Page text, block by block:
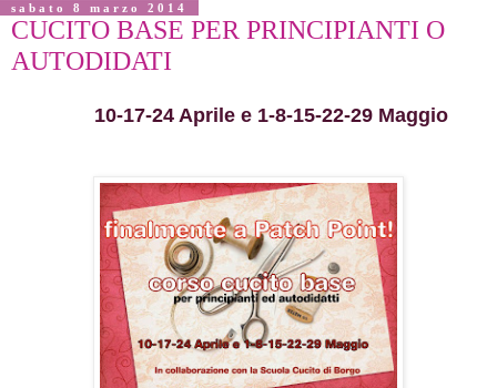
sabato 8 marzo 2014
CUCITO BASE PER PRINCIPIANTI O
AUTODIDATI
10-17-24 Aprile e 1-8-15-22-29 Maggio